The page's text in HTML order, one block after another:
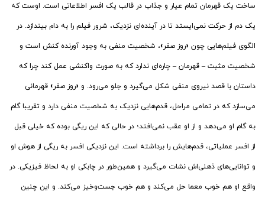
ساخت یک قهرمان تمام عیار و جذاب در قالب یک افسر اطلاعاتی است. اوست که
یک دم از حرکت نمی‌ایستد تا در آینده‌ای نزدیک، شرور فیلم را به دام بیندازد. در
الگوی فیلم‌هایی چون «روز صفر»، شخصیت منفی به وجود آورنده کنش است و
شخصیت مثبت – قهرمان – چاره‌ای ندارد که به صورت واکنشی عمل کند چرا که
داستان با قصد نیروی منفی شکل می‌گیرد و جلو می‌رود. و «روز صفر» قهرمانی
می‌سازد که در تمامی مراحل، قدم‌هایی نزدیک به شخصیت منفی دارد و تقریبا گام
به گام او می‌دهد و از او عقب نمی‌افتد؛ در حالی که این ریگی بوده که خیلی قبل
از افسر عملیاتی، قدم‌هایش را برداشته است. این نزدیکی افسر به ریگی از هوش او
و توانایی‌های ذهنی‌اش نشات می‌گیرد و همین‌طور در چابکی او به لحاظ فیزیکی. در
واقع او هم خوب معما حل می‌کند و هم خوب جست‌وخیز می‌کند. و این چنین